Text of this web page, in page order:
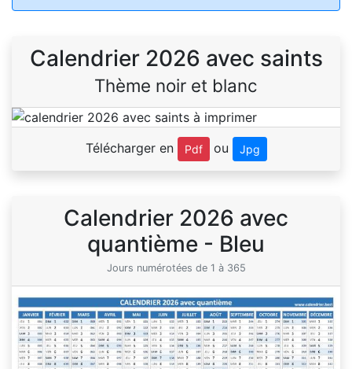
Calendrier 2026 avec saints
Thème noir et blanc
Télécharger en Pdf ou Jpg
Calendrier 2026 avec
quantième - Bleu
Jours numérotées de 1 à 365